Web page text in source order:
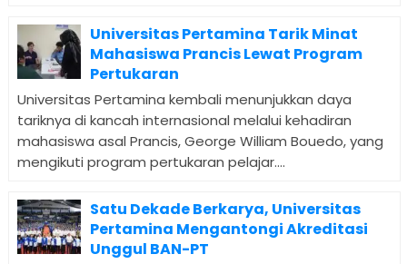
Universitas Pertamina Tarik Minat
Mahasiswa Prancis Lewat Program
Pertukaran
Universitas Pertamina kembali menunjukkan daya
tariknya di kancah internasional melalui kehadiran
mahasiswa asal Prancis, George William Bouedo, yang
mengikuti program pertukaran pelajar....
Satu Dekade Berkarya, Universitas
Pertamina Mengantongi Akreditasi
Unggul BAN-PT